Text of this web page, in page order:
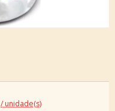
/ unidade(s)